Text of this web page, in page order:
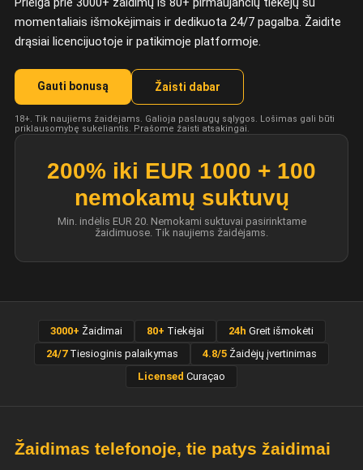
momentaliais išmokėjimais ir dedikuota 24/7 pagalba. Žaidite
drąsiai licencijuotoje ir patikimoje platformoje.
Gauti bonusą Žaisti dabar
18+. Tik naujiems žaidėjams. Galioja paslaugų sąlygos. Lošimas gali būti
priklausomybę sukeliantis. Prašome žaisti atsakingai.
200% iki EUR 1000 + 100
nemokamų suktuvų
Min. indėlis EUR 20. Nemokami suktuvai pasirinktame
žaidimuose. Tik naujiems žaidėjams.
3000+ Žaidimai 80+ Tiekėjai 24h Greit išmokėti
24/7Tiesioginis palaikymas 4.8/5 Žaidėjų įvertinimas
Licensed Curaçao
Žaidimas telefonoje, tie patys žaidimai